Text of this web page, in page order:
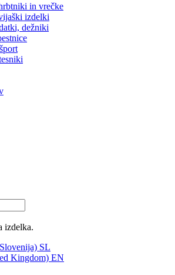
in vrečke
izdelki
dežniki
izdelka.
SL
EN